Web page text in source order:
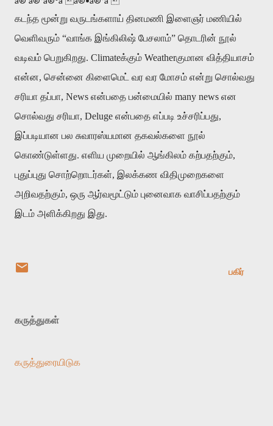
கடந்த மூன்று வருடங்களாய் தினமணி இளைஞர் மணியில்
வெளிவரும் “வாங்க இங்கிலிஷ் பேசலாம்” தொடரின் நூல்
வடிவம் பெறுகிறது. Climateக்கும் Weatherகுமான வித்தியாசம்
என்ன, சென்னை கிளைமெட் வர வர மோசம் என்று சொல்வது
சரியா தப்பா, News என்பதை பன்மையில் many news என
சொல்வது சரியா, Deluge என்பதை எப்படி உச்சரிப்பது,
இப்படியான பல சுவாரஸ்யமான தகவல்களை நூல்
கொண்டுள்ளது. எளிய முறையில் ஆங்கிலம் கற்பதற்கும்,
புதுப்புது சொற்றொடர்கள், இலக்கண விதிமுறைகளை
அறிவதற்கும், ஒரு ஆர்வமூட்டும் புனைவாக வாசிப்பதற்கும்
இடம் அளிக்கிறது இது.
பகிர்
கருத்துகள்
கருத்துரையிடுக